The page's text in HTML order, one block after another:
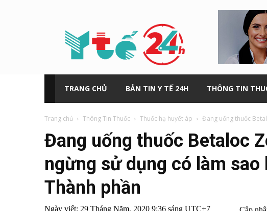
tế
24h
TRANG CHỦ BẢN TIN Y TẾ 24H THÔNG TIN
Trang chủ Thông Tin Thuốc Thuốc hạ huyết áp Đang uống thuốc
Đang uống thuốc Betaloc
ngừng sử dụng có làm sao
Thành phần
Ngày viết: 29 Tháng Năm, 2020 9:36 sáng UTC+7